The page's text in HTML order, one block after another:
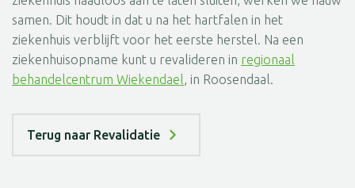
samen. Dit houdt in dat u na het hartfalen in het
ziekenhuis verblijft voor het eerste herstel. Na een
ziekenhuisopname kunt u revalideren in regionaal
behandelcentrum Wiekendael, in Roosendaal.
Terug naar Revalidatie